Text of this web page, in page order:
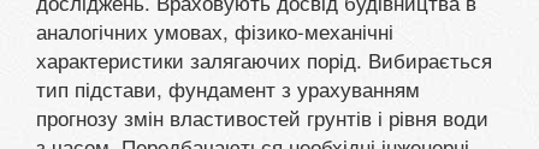
аналогічних умовах, фізико-механічні
характеристики залягаючих порід. Вибирається
тип підстави, фундамент з урахуванням
прогнозу змін властивостей грунтів і рівня води